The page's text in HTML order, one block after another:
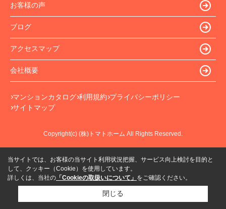
お客様の声
ブログ
アクセスマップ
会社概要
マンションカタログ 利用規約 プライバシーポリシー
サイトマップ
Copyright(c) (株)トマトホーム All Rights Reserved.
当サイトでは、お客様の当サイト利用状況把握、サービス向上検討を目的と
して、クッキー（Cookie）を使用しています。
詳しくは、当社の 「Cookieの取扱いについて」 をご確認ください。
閉じる